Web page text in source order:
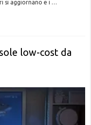
si aggiornano e i …
low-cost da